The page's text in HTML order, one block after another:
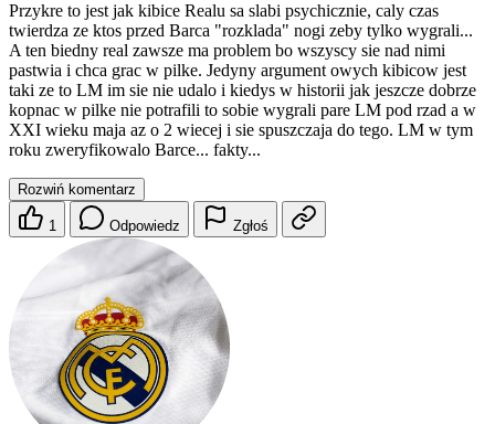
Przykre to jest jak kibice Realu sa slabi psychicznie, caly czas
twierdza ze ktos przed Barca "rozklada" nogi zeby tylko wygrali...
A ten biedny real zawsze ma problem bo wszyscy sie nad nimi
pastwia i chca grac w pilke. Jedyny argument owych kibicow jest
taki ze to LM im sie nie udalo i kiedys w historii jak jeszcze dobrze
kopnac w pilke nie potrafili to sobie wygrali pare LM pod rzad a w
XXI wieku maja az o 2 wiecej i sie spuszczaja do tego. LM w tym
roku zweryfikowalo Barce... fakty...
Rozwiń komentarz
1 Odpowiedz Zgłoś